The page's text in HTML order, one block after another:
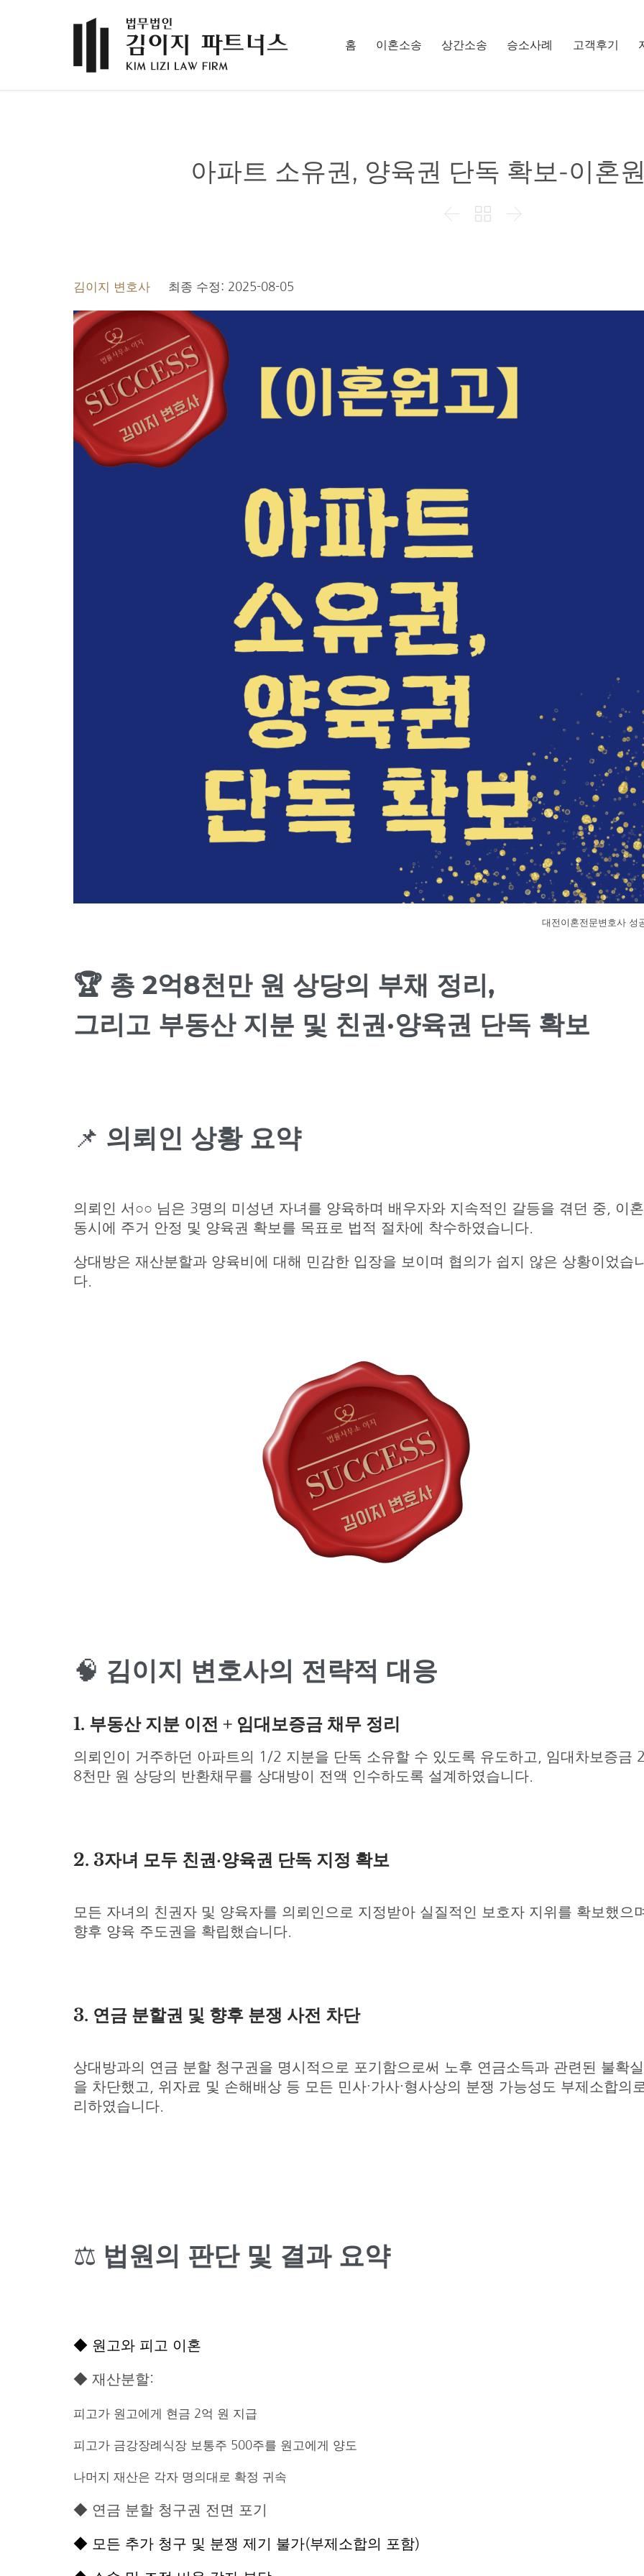
홈 이혼소송 상간소송 승소사례 고객후기
아파트 소유권, 양육권 단독 확보-이혼
  
김이지 변호사 최종 수정: 2025-08-05
대전이혼전문변호사 성
🏆 총 2억8천만 원 상당의 부채 정리,
그리고 부동산 지분 및 친권·양육권 단독 확보
📌 의뢰인 상황 요약
의뢰인 서○○ 님은 3명의 미성년 자녀를 양육하며 배우자와 지속적인 갈등을 겪던 중, 이
동시에 주거 안정 및 양육권 확보를 목표로 법적 절차에 착수하였습니다.
상대방은 재산분할과 양육비에 대해 민감한 입장을 보이며 협의가 쉽지 않은 상황이었습
다.
🧠 김이지 변호사의 전략적 대응
1. 부동산 지분 이전 + 임대보증금 채무 정리
의뢰인이 거주하던 아파트의 1/2 지분을 단독 소유할 수 있도록 유도하고, 임대차보증금
8천만 원 상당의 반환채무를 상대방이 전액 인수하도록 설계하였습니다.
2. 3자녀 모두 친권·양육권 단독 지정 확보
모든 자녀의 친권자 및 양육자를 의뢰인으로 지정받아 실질적인 보호자 지위를 확보했으
향후 양육 주도권을 확립했습니다.
3. 연금 분할권 및 향후 분쟁 사전 차단
상대방과의 연금 분할 청구권을 명시적으로 포기함으로써 노후 연금소득과 관련된 불확
을 차단했고, 위자료 및 손해배상 등 모든 민사·가사·형사상의 분쟁 가능성도 부제소합의
리하였습니다.
⚖️ 법원의 판단 및 결과 요약
◆ 원고와 피고 이혼
◆ 재산분할:
피고가 원고에게 현금 2억 원 지급
피고가 금강장례식장 보통주 500주를 원고에게 양도
나머지 재산은 각자 명의대로 확정 귀속
◆ 연금 분할 청구권 전면 포기
◆ 모든 추가 청구 및 분쟁 제기 불가(부제소합의 포함)